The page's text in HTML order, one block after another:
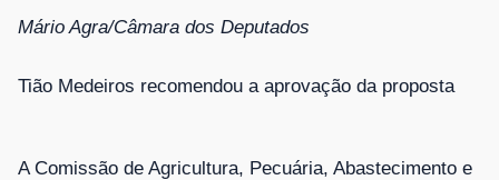
Mário Agra/Câmara dos Deputados
Tião Medeiros recomendou a aprovação da proposta
A Comissão de Agricultura, Pecuária, Abastecimento e